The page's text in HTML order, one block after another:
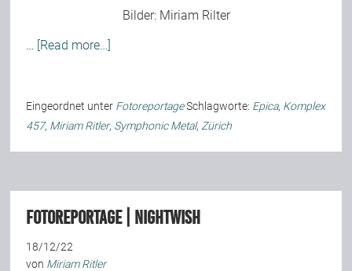
Bilder: Miriam Rilter
… [Read more…]
Eingeordnet unter FotoreportageSchlagworte: Epica, Komplex
457, Miriam Ritler, Symphonic Metal, Zürich
Fotoreportage | Nightwish
18/12/22
von Miriam Ritler